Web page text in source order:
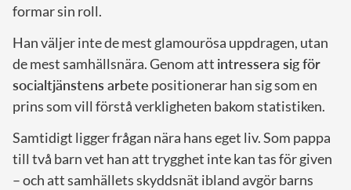
formar sin roll.
Han väljer inte de mest glamourösa uppdragen, utan
de mest samhällsnära. Genom att intressera sig för
socialtjänstens arbete positionerar han sig som en
prins som vill förstå verkligheten bakom statistiken.
Samtidigt ligger frågan nära hans eget liv. Som pappa
till två barn vet han att trygghet inte kan tas för given
– och att samhällets skyddsnät ibland avgör barns